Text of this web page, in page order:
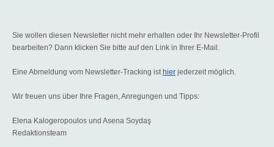
Sie wollen diesen Newsletter nicht mehr erhalten oder Ihr Newsletter-Profil
bearbeiten? Dann klicken Sie bitte auf den Link in Ihrer E-Mail.
Eine Abmeldung vom Newsletter-Tracking ist hier jederzeit möglich.
Wir freuen uns über Ihre Fragen, Anregungen und Tipps:
Elena Kalogeropoulos und Asena Soydaş
Redaktionsteam